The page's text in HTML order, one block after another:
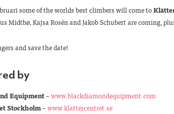
some of the worlds best climbers will come to
Midtbø, Kajsa Rosén and Jakob Schubert are coming,
and save the date!
by
Equipment–www.blackdiamondequipment.com
Stockholm–www.klattercentret.se